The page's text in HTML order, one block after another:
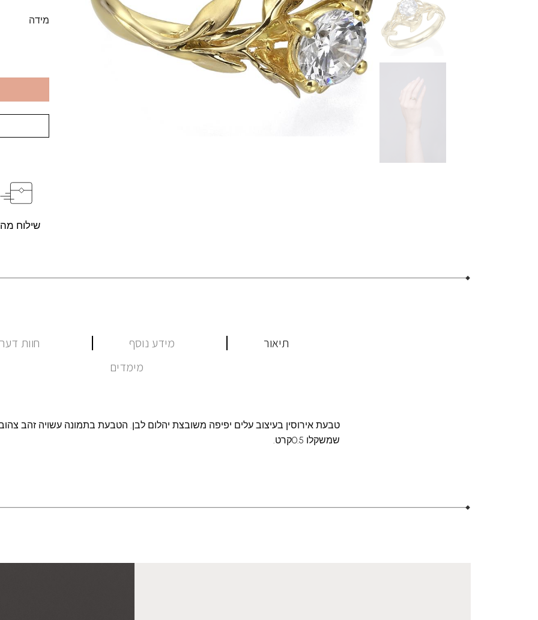
מידה
שילוח
תיאור מידע נוסף
חוות דעת
מימדים
טבעת אירוסין בעיצוב עלים יפיפה משובצת יהלום לבן. הטבעת בתמונה עשויה זהב
שמשקלו 0.5קרט.